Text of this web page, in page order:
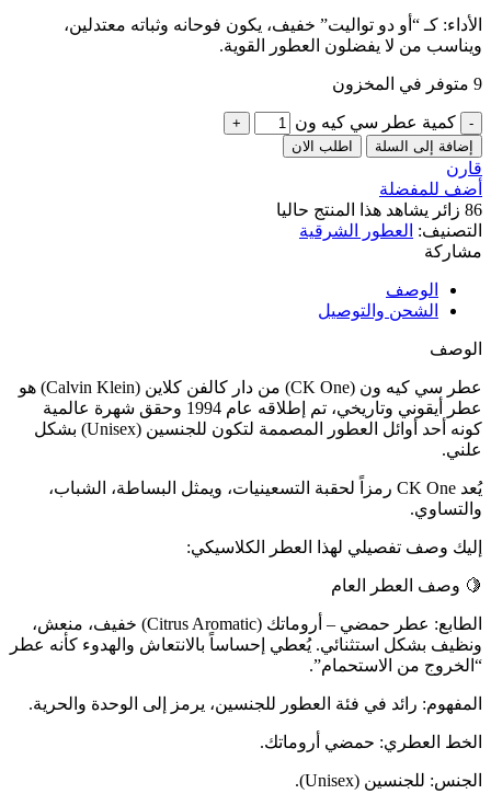
الأداء: كـ “أو دو تواليت” خفيف، يكون فوحانه وثباته معتدلين،
ويناسب من لا يفضلون العطور القوية.
9 متوفر في المخزون
كمية عطر سي كيه ون
إضافة إلى السلة اطلب الان
قارن
أضف للمفضلة
86 زائر يشاهد هذا المنتج حاليا
التصنيف: العطور الشرقية
مشاركة
الوصف
الشحن والتوصيل
الوصف
عطر سي كيه ون (CK One) من دار كالفن كلاين (Calvin Klein) هو
عطر أيقوني وتاريخي، تم إطلاقه عام 1994 وحقق شهرة عالمية
كونه أحد أوائل العطور المصممة لتكون للجنسين (Unisex) بشكل
علني.
يُعد CK One رمزاً لحقبة التسعينيات، ويمثل البساطة، الشباب،
والتساوي.
إليك وصف تفصيلي لهذا العطر الكلاسيكي:
🍋 وصف العطر العام
الطابع: عطر حمضي – أروماتك (Citrus Aromatic) خفيف، منعش،
ونظيف بشكل استثنائي. يُعطي إحساساً بالانتعاش والهدوء كأنه عطر
“الخروج من الاستحمام”.
المفهوم: رائد في فئة العطور للجنسين، يرمز إلى الوحدة والحرية.
الخط العطري: حمضي أروماتك.
الجنس: للجنسين (Unisex).